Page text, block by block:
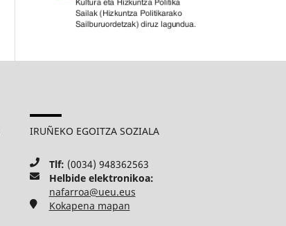
IRUÑEKO EGOITZA SOZIALA
Tlf: (0034) 948362563
Helbide elektronikoa:
nafarroa@ueu.eus
Kokapena mapan